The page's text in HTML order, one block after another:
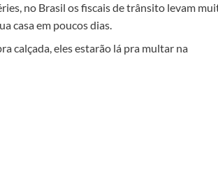
no Brasil os fiscais de trânsito levam
casa em poucos dias.
calçada, eles estarão lá pra multar na